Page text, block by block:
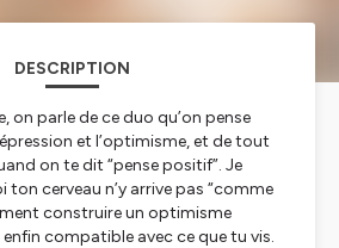
DESCRIPTION
on parle de ce duo qu’on pense
et l’optimisme, et de tout
on te dit “pense positif”. Je
ton cerveau n’y arrive pas “comme
construire un optimisme
compatible avec ce que tu vis.